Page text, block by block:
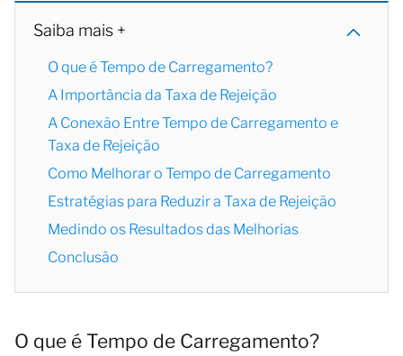
Saiba mais +
O que é Tempo de Carregamento?
A Importância da Taxa de Rejeição
A Conexão Entre Tempo de Carregamento e
Taxa de Rejeição
Como Melhorar o Tempo de Carregamento
Estratégias para Reduzir a Taxa de Rejeição
Medindo os Resultados das Melhorias
Conclusão
O que é Tempo de Carregamento?